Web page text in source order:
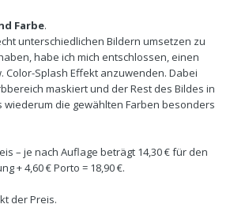
Farbe.
unterschiedlichen Bildern umsetzen zu
habe ich mich entschlossen, einen
Color-Splash Effekt anzuwenden. Dabei
maskiert und der Rest des Bildes in
wiederum die gewählten Farben besonders
– je nach Auflage beträgt 14,30 € für den
+ 4,60 € Porto = 18,90 €.
der Preis.